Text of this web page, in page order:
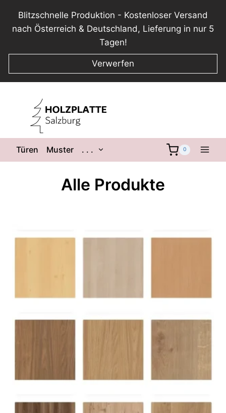
Blitzschnelle Produktion - Kostenloser Versand
nach Österreich & Deutschland, Lieferung in nur 5
Tagen!
Verwerfen
springen
Türen Muster . . . 0
Alle Produkte